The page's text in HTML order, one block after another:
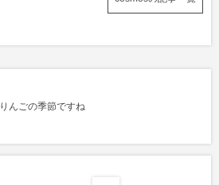
りんごの季節ですね